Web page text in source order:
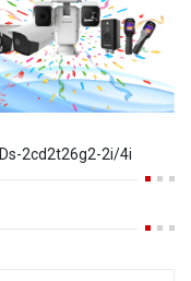
Ds-2cd2t26g2-2i/4i